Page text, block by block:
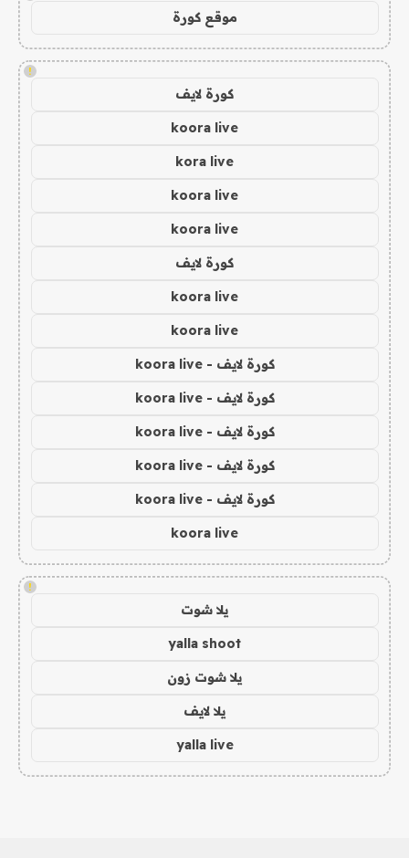
موقع كورة
!
كورة لايف
koora live
kora live
koora live
koora live
كورة لايف
koora live
koora live
كورة لايف - koora live
كورة لايف - koora live
كورة لايف - koora live
كورة لايف - koora live
كورة لايف - koora live
koora live
!
يلا شوت
yalla shoot
يلا شوت زون
يلا لايف
yalla live